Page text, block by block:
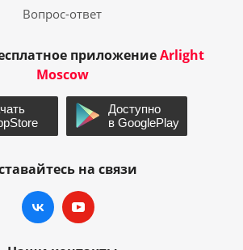
Вопрос-ответ
приложениеArlight
Moscow
на связи